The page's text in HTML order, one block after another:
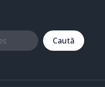
Caută